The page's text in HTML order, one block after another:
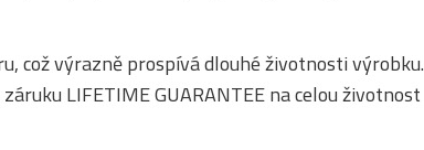
což výrazně prospívá dlouhé životnosti výrobku.
LIFETIME GUARANTEE na celou životnost